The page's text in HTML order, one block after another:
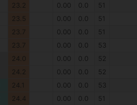
23.2 0.00 0.0
51
23.5 0.00 0.0
51
23.7 0.00 0.0
51
23.7 0.00 0.0
53
24.0 0.00 0.0
52
24.2 0.00 0.0
52
24.1 0.00 0.0
53
24.4 0.00 0.0
51